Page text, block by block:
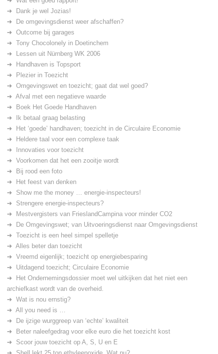
Dank je wel Jozias!
De omgevingsdienst weer afschaffen?
Outcome bij garages
Tony Chocolonely in Doetinchem
Lessen uit Nürnberg WK 2006
Handhaven is Topsport
Plezier in Toezicht
Omgevingswet en toezicht; gaat dat wel goed?
Afval met een negatieve waarde
Boek Het Goede Handhaven
Ik betaal graag belasting
Het ‘goede’ handhaven; toezicht in de Circulaire Economie
Heldere taal voor een complexe taak
Innovaties voor toezicht
Voorkomen dat het een zooitje wordt
Bij rood een foto
Het feest van denken
Show me the money … energie-inspecteurs!
Strengere energie-inspecteurs?
Mestvergisters van FrieslandCampina voor minder CO2
De Omgevingswet; van Uitvoeringsdienst naar Omgevingsdienst
Toezicht is een heel simpel spelletje
Alles beter dan toezicht
Vreemd eigenlijk; toezicht op energiebesparing
Uitdagend toezicht; Circulaire Economie
Het Ondernemingsdossier moet wel uitkijken dat het niet een
archiefkast wordt van de overheid.
Wat is nou ernstig?
All you need is …
De ijzige wurggreep van ‘echte’ kwaliteit
Beter naleefgedrag voor elke euro die het toezicht kost
Scoor jouw toezicht op A, S, U en E